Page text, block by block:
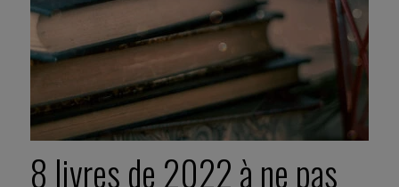
8 livres de 2022 à ne pas